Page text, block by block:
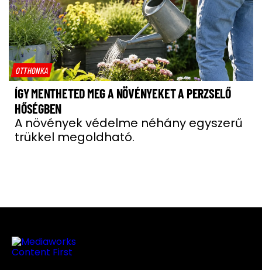
OTTHONKA
ÍGY MENTHETED MEG A NÖVÉNYEKET A PERZSELŐ
HŐSÉGBEN
A növények védelme néhány egyszerű
trükkel megoldható.